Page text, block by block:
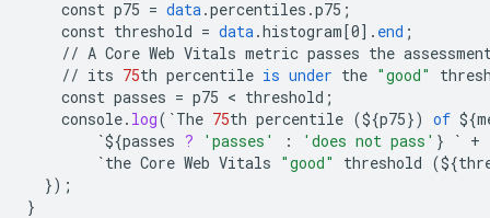
const p75 = data.percentiles .p75 ;
const threshold = data.histogram[0] . end ;
// A Core Web Vitals metric passes the
// its 75th percentile is under the "good"
const passes = p75 < threshold ;
console. log( `The 75th percentile (${p75}) of ${
`${passes ? 'passes' : 'does not pass' } ` +
`the Core Web Vitals "good" threshold (${
});
}